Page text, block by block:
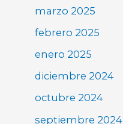
marzo 2025
febrero 2025
enero 2025
diciembre 2024
octubre 2024
septiembre 2024